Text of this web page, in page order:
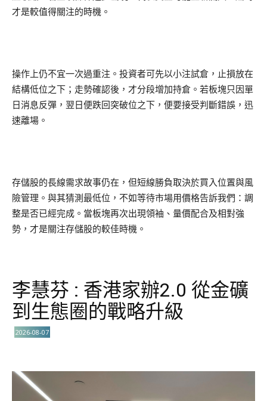
才是較值得關注的時機。
操作上仍不宜一次過重注。投資者可先以小注試倉，止損放在
結構低位之下；走勢確認後，才分段增加持倉。若板塊只因單
日消息反彈，翌日便跌回突破位之下，便要接受判斷錯誤，迅
速離場。
存儲股的長線需求故事仍在，但短線勝負取決於買入位置與風
險管理。與其猜測最低位，不如等待市場用價格告訴我們：調
整是否已經完成。當板塊再次出現領袖、量價配合及相對強
勢，才是關注存儲股的較佳時機。
李慧芬 : 香港家辦2.0 從金礦
到生態圈的戰略升級
2026-08-07